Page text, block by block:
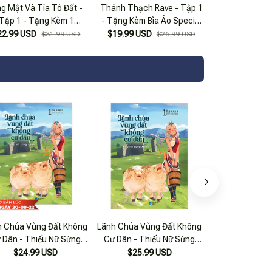
Mật Và Tía Tô Đất -
Tập 1 - Tặng Kèm 1
Bế Hình + 3
USD $31.99 USD
Thánh Thạch Rave - Tập 1
- Tặng Kèm Bìa Áo Special
+ Bookmark Plue
$19.99 USD $26.99 USD
Chúa Vùng Đất Không
Dân - Thiếu Nữ Sừng
- Tập 1 - Tặng Kèm
$24.99 USD
Lãnh Chúa Vùng Đất Không
Cư Dân - Thiếu Nữ Sừng
Xanh - Tập 1 - Bản Đặc Biệt -
$25.99 USD